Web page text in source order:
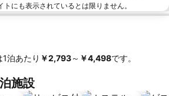
にも表示されているとは限りません。
泊あたり ‎￥2,793～ ‎￥4,498です。
施設